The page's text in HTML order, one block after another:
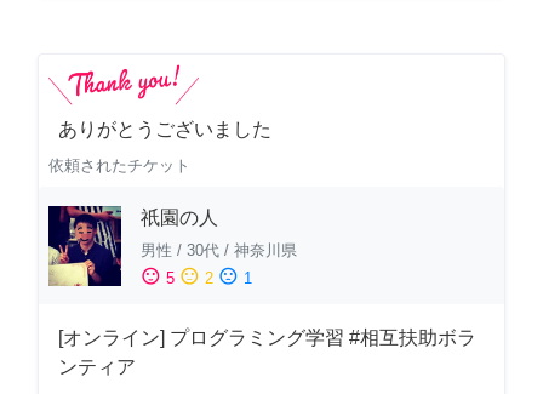
ありがとうございました
依頼されたチケット
祇園の人
男性 / 30代 / 神奈川県
sentiment_satisfied 5 sentiment_neutral 2 sentiment_dissatisfied 1
[オンライン] プログラミング学習 #相互扶助ボラ
ンティア